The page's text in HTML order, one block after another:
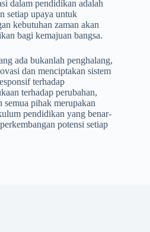
dalam pendidikan adalah
setiap upaya untuk
kebutuhan zaman akan
bagi kemajuan bangsa.
ada bukanlah penghalang,
dan menciptakan sistem
terhadap
terhadap perubahan,
semua pihak merupakan
pendidikan yang benar-
potensi setiap